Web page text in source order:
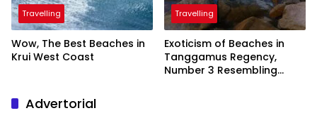
Travelling
Wow, The Best Beaches in
Krui West Coast
Travelling
Exoticism of Beaches in
Tanggamus Regency,
Number 3 Resembling
Advertorial